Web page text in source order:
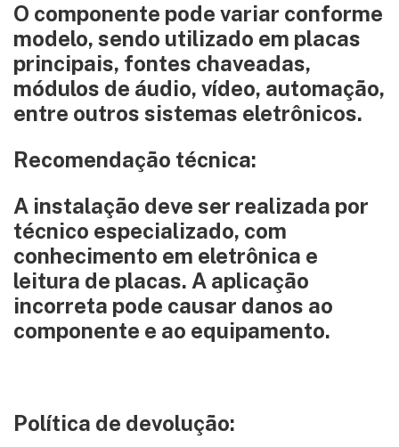
O componente pode variar conforme
modelo, sendo utilizado em placas
principais, fontes chaveadas,
módulos de áudio, vídeo, automação,
entre outros sistemas eletrônicos.
Recomendação técnica:
A instalação deve ser realizada por
técnico especializado, com
conhecimento em eletrônica e
leitura de placas. A aplicação
incorreta pode causar danos ao
componente e ao equipamento.
Política de devolução: